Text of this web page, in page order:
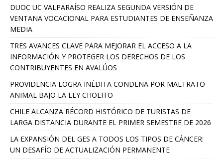
DUOC UC VALPARAÍSO REALIZA SEGUNDA VERSIÓN DE
VENTANA VOCACIONAL PARA ESTUDIANTES DE ENSEÑANZA
MEDIA
TRES AVANCES CLAVE PARA MEJORAR EL ACCESO A LA
INFORMACIÓN Y PROTEGER LOS DERECHOS DE LOS
CONTRIBUYENTES EN AVALÚOS
PROVIDENCIA LOGRA INÉDITA CONDENA POR MALTRATO
ANIMAL BAJO LA LEY CHOLITO
CHILE ALCANZA RÉCORD HISTÓRICO DE TURISTAS DE
LARGA DISTANCIA DURANTE EL PRIMER SEMESTRE DE 2026
LA EXPANSIÓN DEL GES A TODOS LOS TIPOS DE CÁNCER:
UN DESAFÍO DE ACTUALIZACIÓN PERMANENTE